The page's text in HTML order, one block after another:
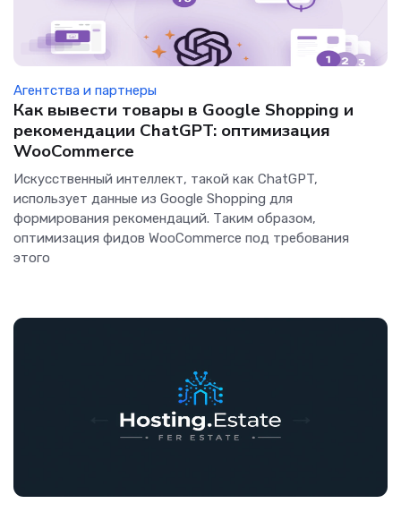
Агентства и партнеры
Как вывести товары в Google Shopping и
рекомендации ChatGPT: оптимизация
WooCommerce
Искусственный интеллект, такой как ChatGPT,
использует данные из Google Shopping для
формирования рекомендаций. Таким образом,
оптимизация фидов WooCommerce под требования
этого